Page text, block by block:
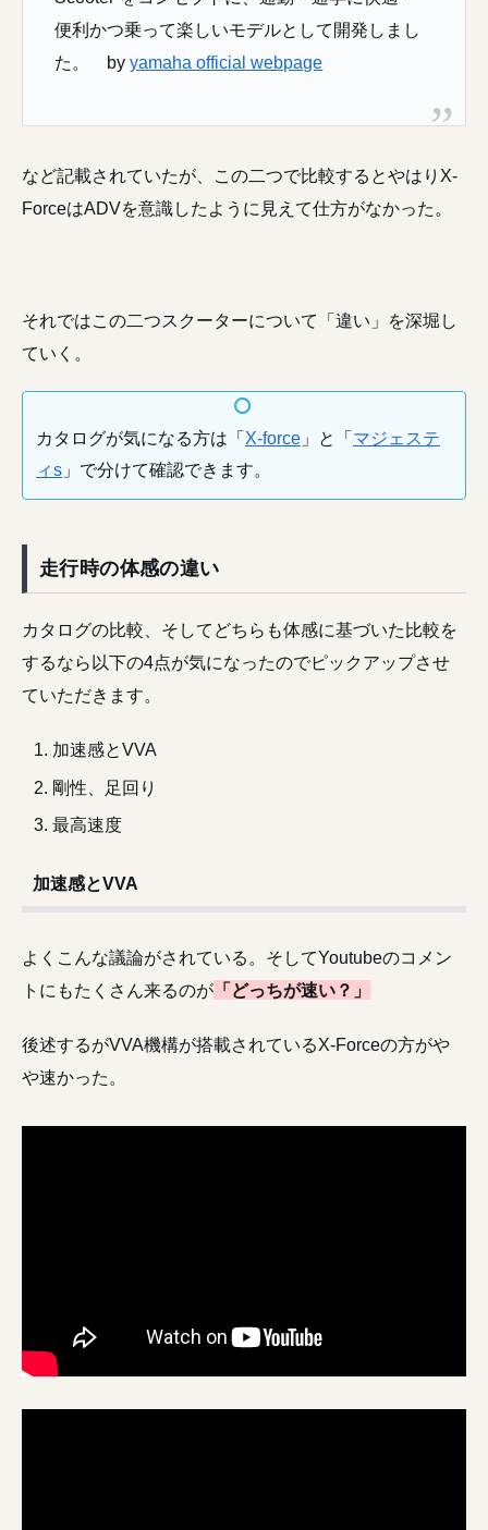
便利かつ乗って楽しいモデルとして開発しまし
た。 byyamaha official webpage
など記載されていたが、この二つで比較するとやはりX-
ForceはADVを意識したように見えて仕方がなかった。
それではこの二つスクーターについて「違い」を深堀し
ていく。
カタログが気になる方は「 X-force 」と「 マジェステ
ィs 」で分けて確認できます。
走行時の体感の違い
カタログの比較、そしてどちらも体感に基づいた比較を
するなら以下の4点が気になったのでピックアップさせ
ていただきます。
加速感とVVA
剛性、足回り
最高速度
加速感とVVA
よくこんな議論がされている。そしてYoutubeのコメン
トにもたくさん来るのが 「どっちが速い？」
後述するがVVA機構が搭載されているX-Forceの方がや
や速かった。